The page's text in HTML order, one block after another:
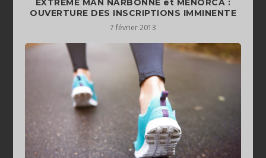
EXTREME MAN NARBONNE et MENORCA :
OUVERTURE DES INSCRIPTIONS IMMINENTE
7 février 2013